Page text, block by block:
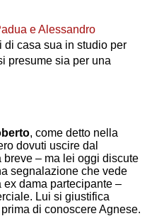
e Alessandro
di casa sua in studio per
presume sia per una
, come detto nella
dovuti uscire dal
breve – ma lei oggi discute
segnalazione che vede
ex dama partecipante –
Lui si giustifica
di conoscere Agnese.